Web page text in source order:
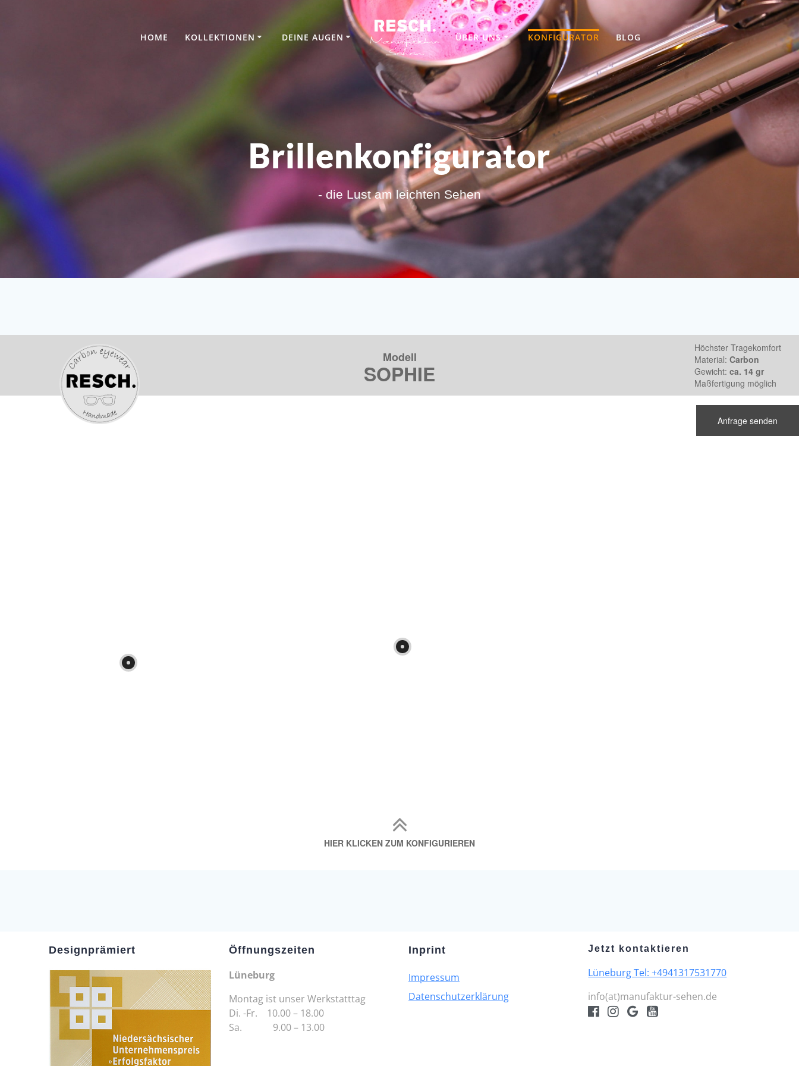
HOME KOLLEKTIONEN DEINE AUGEN ÜBER UNS KONFIGURATOR BLOG
Brillenkonfigurator
- die Lust am leichten Sehen
Designprämiert Öffnungszeiten
Lüneburg
Montag ist unser Werkstatttag
Di. -Fr. 10.00 – 18.00
Sa. 9.00 – 13.00
Inprint
Impressum
Datenschutzerklärung
Jetzt kontaktieren
Lüneburg Tel: +4941317531770
info(at)manufaktur-sehen.de